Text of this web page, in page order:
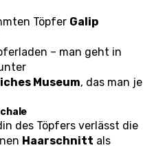
Töpfer Galip
– man geht in
Museum, das man je
des Töpfers verlässt die
Haarschnitt als